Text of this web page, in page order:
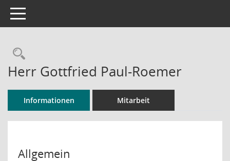
Toggle navigation
Rechercheauswahl
Herr Gottfried Paul-Roemer
Informationen Mitarbeit
Allgemein